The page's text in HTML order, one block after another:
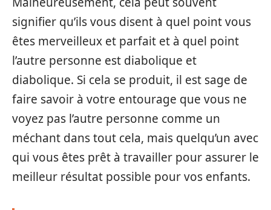
signifier qu’ils vous disent à quel point vous
êtes merveilleux et parfait et à quel point
l’autre personne est diabolique et
diabolique. Si cela se produit, il est sage de
faire savoir à votre entourage que vous ne
voyez pas l’autre personne comme un
méchant dans tout cela, mais quelqu’un avec
qui vous êtes prêt à travailler pour assurer le
meilleur résultat possible pour vos enfants.